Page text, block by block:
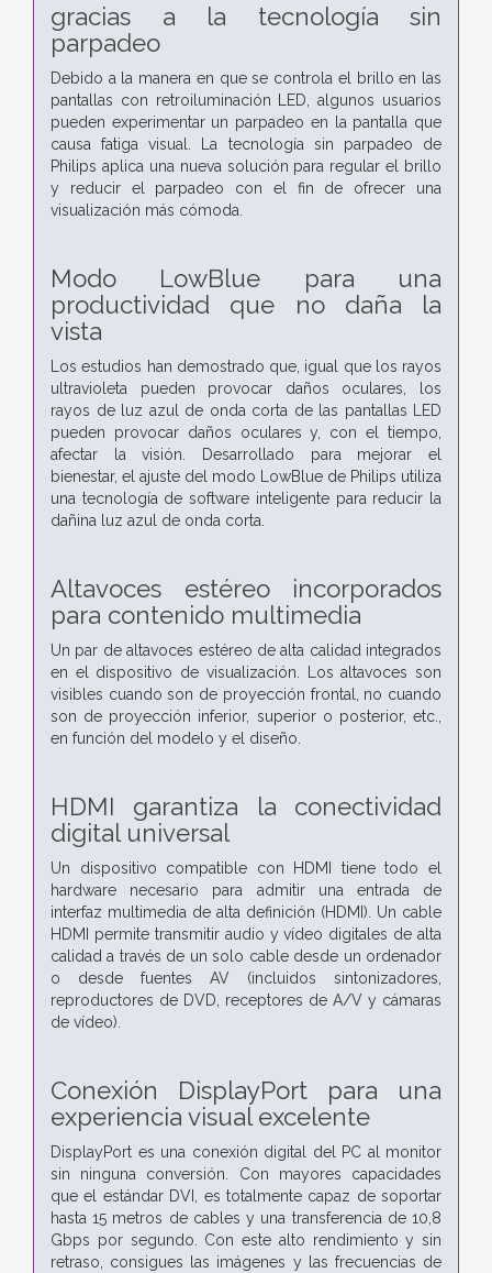
gracias a la tecnología sin
parpadeo
Debido a la manera en que se controla el brillo en las
pantallas con retroiluminación LED, algunos usuarios
pueden experimentar un parpadeo en la pantalla que
causa fatiga visual. La tecnología sin parpadeo de
Philips aplica una nueva solución para regular el brillo
y reducir el parpadeo con el fin de ofrecer una
visualización más cómoda.
Modo LowBlue para una
productividad que no daña la
vista
Los estudios han demostrado que, igual que los rayos
ultravioleta pueden provocar daños oculares, los
rayos de luz azul de onda corta de las pantallas LED
pueden provocar daños oculares y, con el tiempo,
afectar la visión. Desarrollado para mejorar el
bienestar, el ajuste del modo LowBlue de Philips utiliza
una tecnología de software inteligente para reducir la
dañina luz azul de onda corta.
Altavoces estéreo incorporados
para contenido multimedia
Un par de altavoces estéreo de alta calidad integrados
en el dispositivo de visualización. Los altavoces son
visibles cuando son de proyección frontal, no cuando
son de proyección inferior, superior o posterior, etc.,
en función del modelo y el diseño.
HDMI garantiza la conectividad
digital universal
Un dispositivo compatible con HDMI tiene todo el
hardware necesario para admitir una entrada de
interfaz multimedia de alta definición (HDMI). Un cable
HDMI permite transmitir audio y vídeo digitales de alta
calidad a través de un solo cable desde un ordenador
o desde fuentes AV (incluidos sintonizadores,
reproductores de DVD, receptores de A/V y cámaras
de vídeo).
Conexión DisplayPort para una
experiencia visual excelente
DisplayPort es una conexión digital del PC al monitor
sin ninguna conversión. Con mayores capacidades
que el estándar DVI, es totalmente capaz de soportar
hasta 15 metros de cables y una transferencia de 10,8
Gbps por segundo. Con este alto rendimiento y sin
retraso, consigues las imágenes y las frecuencias de